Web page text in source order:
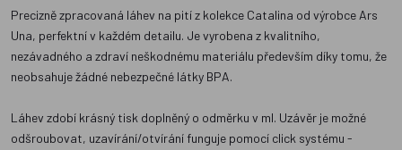
Precizně zpracovaná láhev na pití z kolekce Catalina od výrobce Ars
Una, perfektní v každém detailu. Je vyrobena z kvalitního,
nezávadného a zdraví neškodnému materiálu především díky tomu, že
neobsahuje žádné nebezpečné látky BPA.
Láhev zdobí krásný tisk doplněný o odměrku v ml. Uzávěr je možné
odšroubovat, uzavírání/otvírání funguje pomocí click systému -